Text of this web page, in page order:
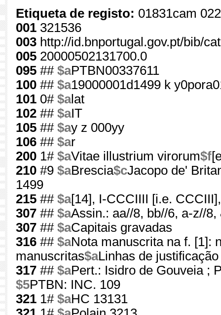
Etiqueta de registo: 01831cam
001 321536
003 http://id.bnportugal.gov.pt/bib/
005 20000502131700.0
095 ## $aPTBN00337611
100 ## $a19000001d1499 k
101 0# $alat
102 ## $aIT
105 ## $ay z 000yy
106 ## $ar
200 1# $aVitae illustrium virorum$f
210 #9 $aBrescia$cJacopo de'
1499
215 ## $a[14], I-CCCIIII [i.e.
307 ## $aAssin.: aa//8, bb//6, a-z//8,
307 ## $aCapitais gravadas
316 ## $aNota manuscrita na f. [1]:
manuscritas$aLinhas de
317 ## $aPert.: Isidro de Gouveia ;
$5PTBN: INC. 109
321 1# $aHC 13131